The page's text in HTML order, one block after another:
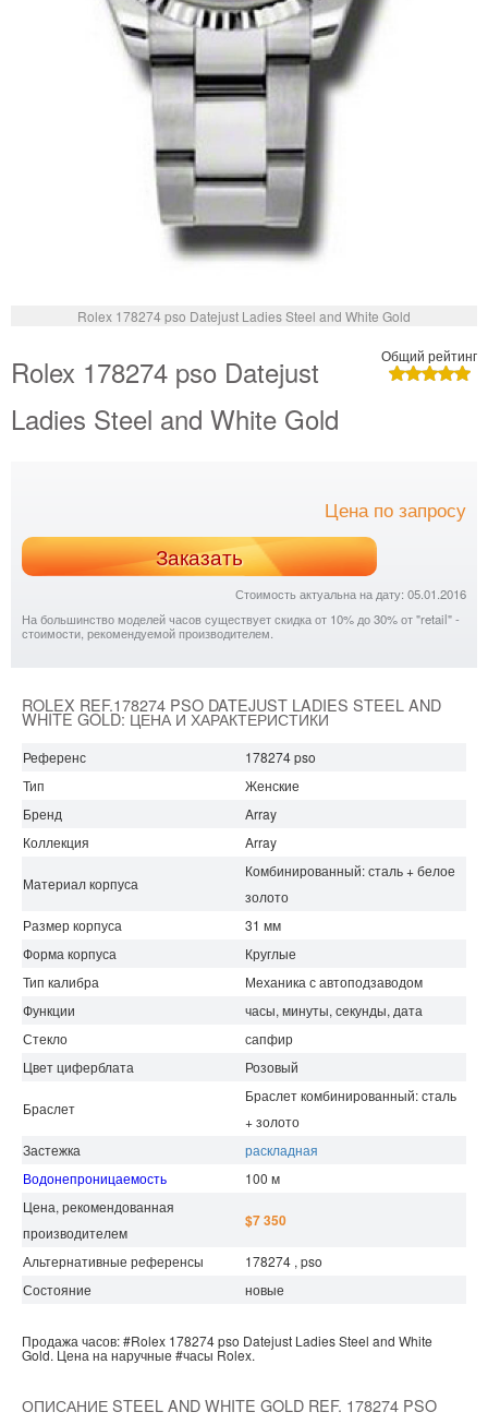
Rolex 178274 pso Datejust Ladies Steel and White Gold
Общий рейтинг
Rolex 178274 pso Datejust
Ladies Steel and White Gold
Цена по запросу
Заказать
Стоимость актуальна на дату: 05.01.2016
На большинство моделей часов существует скидка от 10% до 30% от "retail" -
стоимости, рекомендуемой производителем.
ROLEX REF.178274 PSO DATEJUST LADIES STEEL AND
WHITE GOLD: ЦЕНА И ХАРАКТЕРИСТИКИ
Референс
178274 pso
Тип
Женские
Бренд
Array
Коллекция
Array
Материал корпуса
Комбинированный: сталь + белое
золото
Размер корпуса
31 мм
Форма корпуса
Круглые
Тип калибра
Механика с автоподзаводом
Функции
часы, минуты, секунды, дата
Стекло
сапфир
Цвет циферблата
Розовый
Браслет
Браслет комбинированный: сталь
+ золото
Застежка
раскладная
Водонепроницаемость
100 м
Цена, рекомендованная
производителем
$7 350
Альтернативные референсы
178274 , pso
Состояние
новые
Продажа часов:#Rolex 178274 pso Datejust LadiesSteel and White
Gold. Цена на наручные #часы Rolex.
ОПИСАНИЕ STEEL AND WHITE GOLD REF. 178274 PSO